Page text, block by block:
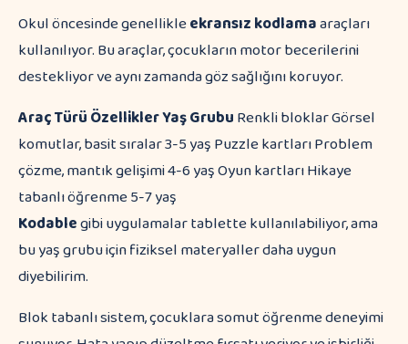
Okul öncesinde genellikleekransız kodlamaaraçları
kullanılıyor. Bu araçlar, çocukların motor becerilerini
destekliyor ve aynı zamanda göz sağlığını koruyor.
Araç TürüÖzelliklerYaş GrubuRenkli bloklar Görsel
komutlar, basit sıralar 3-5 yaş Puzzle kartları Problem
çözme, mantık gelişimi 4-6 yaş Oyun kartları Hikaye
tabanlı öğrenme 5-7 yaş
Kodablegibi uygulamalar tablette kullanılabiliyor, ama
bu yaş grubu için fiziksel materyaller daha uygun
diyebilirim.
Blok tabanlı sistem, çocuklara somut öğrenme deneyimi